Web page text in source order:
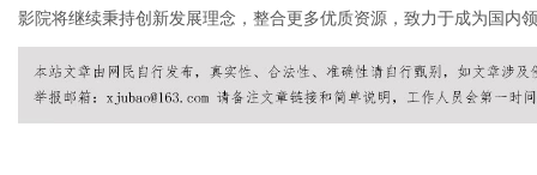
影院将继续秉持创新发展理念，整合更多优质资源，致力于成为国内